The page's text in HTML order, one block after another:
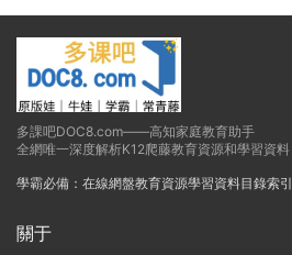
多課吧DOC8.com——高知家庭教育助手
全網唯一深度解析K12爬藤教育資源和學習資料
學霸必備：在線網盤教育資源學習資料目錄索引
關于